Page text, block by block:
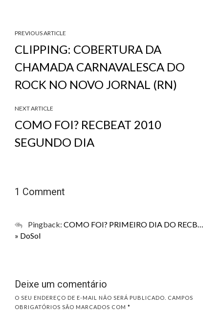
PREVIOUS ARTICLE
CLIPPING: COBERTURA DA
CHAMADA CARNAVALESCA DO
ROCK NO NOVO JORNAL (RN)
NEXT ARTICLE
COMO FOI? RECBEAT 2010
SEGUNDO DIA
1 Comment
Pingback: COMO FOI? PRIMEIRO DIA DO RECB…
» DoSol
Deixe um comentário
O SEU ENDEREÇO DE E-MAIL NÃO SERÁ PUBLICADO.
CAMPOS
OBRIGATÓRIOS SÃO MARCADOS COM *